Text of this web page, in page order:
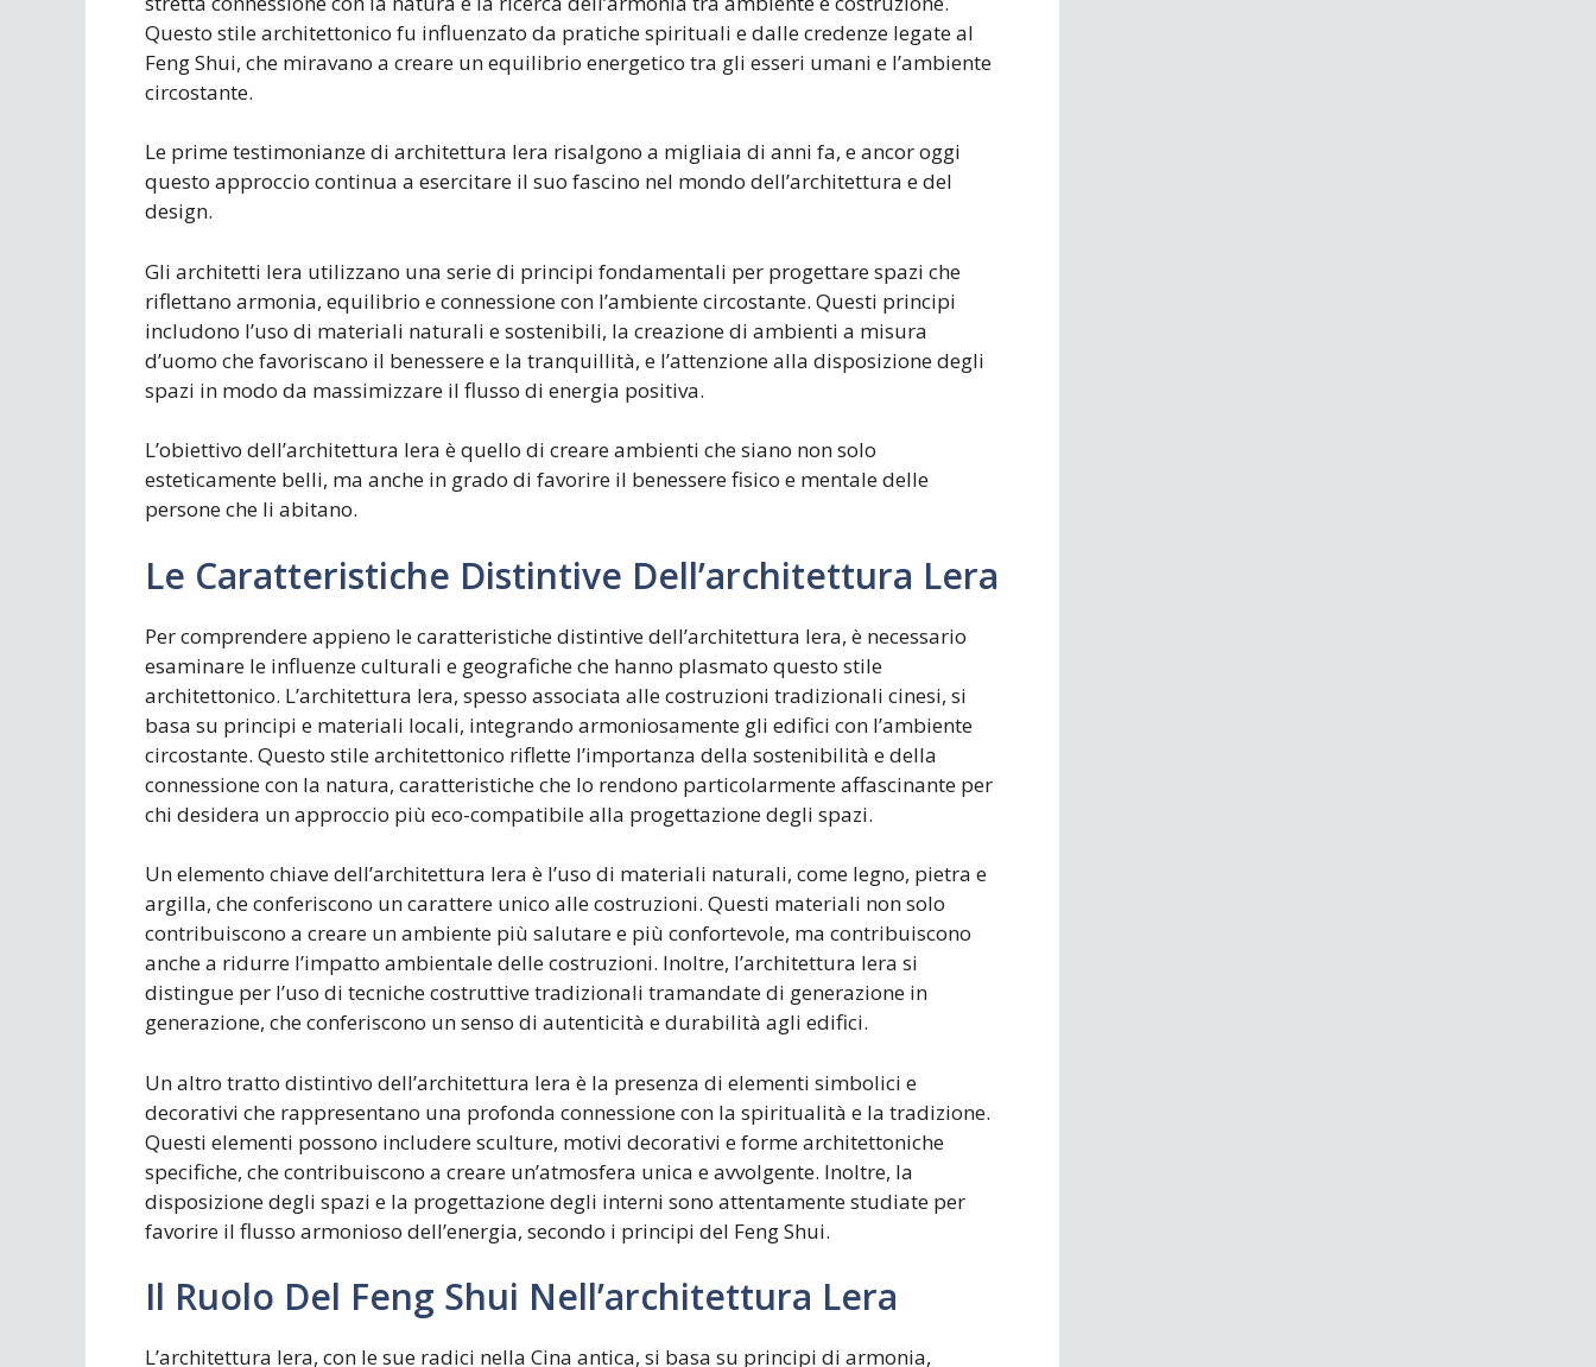
Questo stile architettonico fu influenzato da pratiche spirituali e dalle credenze legate al
Feng Shui, che miravano a creare un equilibrio energetico tra gli esseri umani e l’ambiente
circostante.
Le prime testimonianze di architettura lera risalgono a migliaia di anni fa, e ancor oggi
questo approccio continua a esercitare il suo fascino nel mondo dell’architettura e del
design.
Gli architetti lera utilizzano una serie di principi fondamentali per progettare spazi che
riflettano armonia, equilibrio e connessione con l’ambiente circostante. Questi principi
includono l’uso di materiali naturali e sostenibili, la creazione di ambienti a misura
d’uomo che favoriscano il benessere e la tranquillità, e l’attenzione alla disposizione degli
spazi in modo da massimizzare il flusso di energia positiva.
L’obiettivo dell’architettura lera è quello di creare ambienti che siano non solo
esteticamente belli, ma anche in grado di favorire il benessere fisico e mentale delle
persone che li abitano.
Le Caratteristiche Distintive Dell’architettura Lera
Per comprendere appieno le caratteristiche distintive dell’architettura lera, è necessario
esaminare le influenze culturali e geografiche che hanno plasmato questo stile
architettonico. L’architettura lera, spesso associata alle costruzioni tradizionali cinesi, si
basa su principi e materiali locali, integrando armoniosamente gli edifici con l’ambiente
circostante. Questo stile architettonico riflette l’importanza della sostenibilità e della
connessione con la natura, caratteristiche che lo rendono particolarmente affascinante per
chi desidera un approccio più eco-compatibile alla progettazione degli spazi.
Un elemento chiave dell’architettura lera è l’uso di materiali naturali, come legno, pietra e
argilla, che conferiscono un carattere unico alle costruzioni. Questi materiali non solo
contribuiscono a creare un ambiente più salutare e più confortevole, ma contribuiscono
anche a ridurre l’impatto ambientale delle costruzioni. Inoltre, l’architettura lera si
distingue per l’uso di tecniche costruttive tradizionali tramandate di generazione in
generazione, che conferiscono un senso di autenticità e durabilità agli edifici.
Un altro tratto distintivo dell’architettura lera è la presenza di elementi simbolici e
decorativi che rappresentano una profonda connessione con la spiritualità e la tradizione.
Questi elementi possono includere sculture, motivi decorativi e forme architettoniche
specifiche, che contribuiscono a creare un’atmosfera unica e avvolgente. Inoltre, la
disposizione degli spazi e la progettazione degli interni sono attentamente studiate per
favorire il flusso armonioso dell’energia, secondo i principi del Feng Shui.
Il Ruolo Del Feng Shui Nell’architettura Lera
L’architettura lera, con le sue radici nella Cina antica, si basa su principi di armonia,